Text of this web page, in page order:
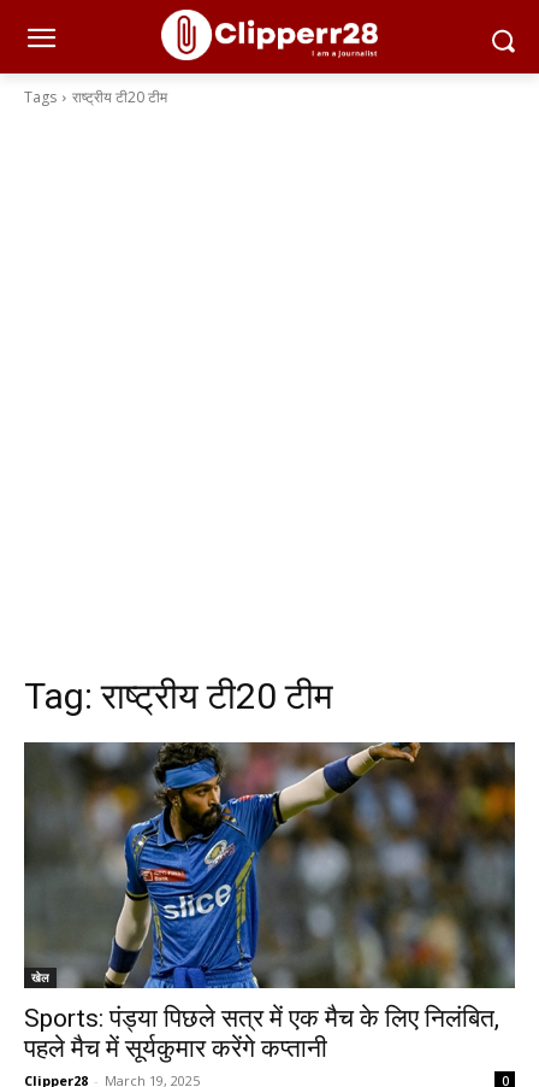
Tags राष्ट्रीय टी20 टीम
Tag:राष्ट्रीय टी20 टीम
खेल
Sports: पंड्या पिछले सत्र में एक मैच के लिए निलंबित,
पहले मैच में सूर्यकुमार करेंगे कप्तानी
Clipper28 - March 19, 2025 0